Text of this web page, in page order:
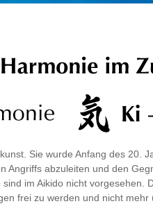
Sie wurde Anfang des 20.
Angriffs abzuleiten und den
im Aikido nicht
frei zu werden und nicht